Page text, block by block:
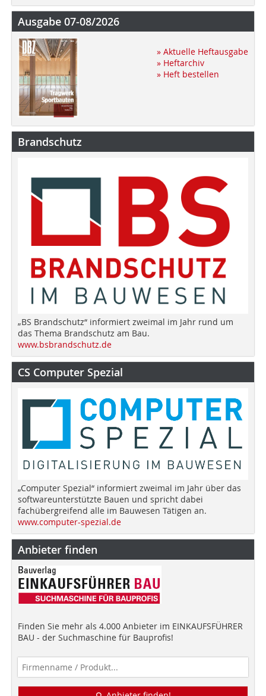
Ausgabe 07-08/2026
» Aktuelle Heftausgabe
» Heftarchiv
» Heft bestellen
Brandschutz
„BS Brandschutz“ informiert zweimal im Jahr rund um
das Thema Brandschutz am Bau.
www.bsbrandschutz.de
CS Computer Spezial
„Computer Spezial“ informiert zweimal im Jahr über das
softwareunterstützte Bauen und spricht dabei
fachübergreifend alle im Bauwesen Tätigen an.
www.computer-spezial.de
Anbieter finden
Finden Sie mehr als 4.000 Anbieter im EINKAUFSFÜHRER
BAU - der Suchmaschine für Bauprofis!